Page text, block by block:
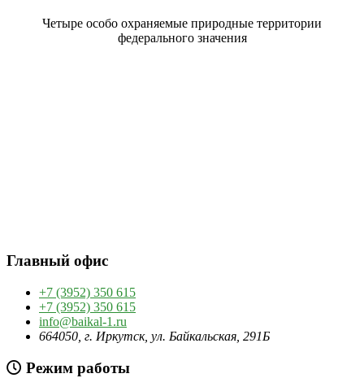
Четыре особо охраняемые природные территории
федерального значения
Главный офис
+7 (3952) 350 615
+7 (3952) 350 615
info@baikal-1.ru
664050, г. Иркутск, ул. Байкальская, 291Б
Режим работы